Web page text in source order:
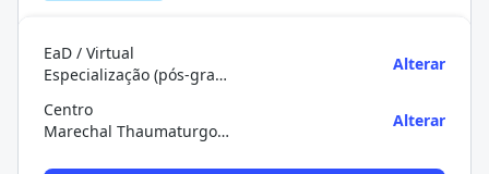
EaD / Virtual
Especialização (pós-graduação)
Alterar
Centro
Marechal Thaumaturgo/AC
Alterar